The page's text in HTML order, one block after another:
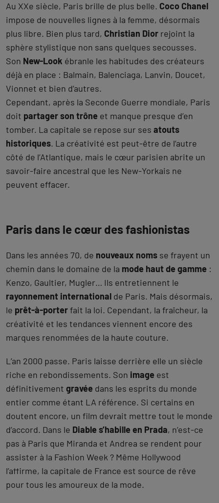
Au XXe siècle, Paris brille de plus belle. Coco Chanel
impose de nouvelles lignes à la femme, désormais
plus libre. Bien plus tard, Christian Dior rejoint la
sphère stylistique non sans quelques secousses.
Son New-Look ébranle les habitudes des créateurs
déjà en place : Balmain, Balenciaga, Lanvin, Doucet,
Vionnet et bien d’autres.
Cependant, après la Seconde Guerre mondiale, Paris
doit partager son trône et manque presque d’en
tomber. La capitale se repose sur ses atouts
historiques. La créativité est peut-être de l’autre
côté de l’Atlantique, mais le cœur parisien abrite un
savoir-faire ancestral que les New-Yorkais ne
peuvent effacer.
Paris dans le cœur des fashionistas
Dans les années 70, de nouveaux noms se frayent un
chemin dans le domaine de la mode haut de gamme :
Kenzo, Gaultier, Mugler… Ils entretiennent le
rayonnement international de Paris. Mais désormais,
le prêt-à-porterfait la loi. Cependant, la fraîcheur, la
créativité et les tendances viennent encore des
marques renommées de la haute couture.
L’an 2000 passe. Paris laisse derrière elle un siècle
riche en rebondissements. Son image est
définitivement gravée dans les esprits du monde
entier comme étant LA référence. Si certains en
doutent encore, un film devrait mettre tout le monde
d’accord. Dans le Diable s’habille en Prada, n’est-ce
pas à Paris que Miranda et Andrea se rendent pour
assister à la Fashion Week ? Même Hollywood
l’affirme, la capitale de France est source de rêve
pour tous les amoureux de la mode.